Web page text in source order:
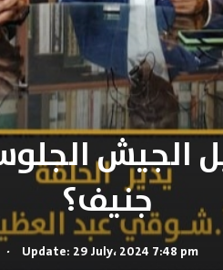
الجيش
جنيف؟
. Update: 29 July، 2024 7:48 pm